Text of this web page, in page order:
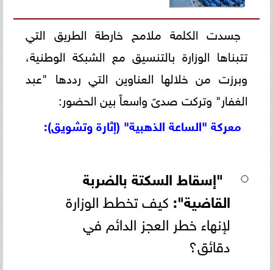
جسدت الكلمة ملامح خارطة الطريق التي
تتبناها الوزارة بالتنسيق مع الشبكة الوطنية،
وبرزت من خلالها العناوين التي رددها "عبد
الغفار" وتركت صدىً واسعاً بين الحضور:
معركة "الساعة الذهبية" (إثارة وتشويق):
"إسقاط السكتة بالضربة
القاضية": كيف تخطط الوزارة
لإنهاء خطر العجز الدائم في
دقائق؟